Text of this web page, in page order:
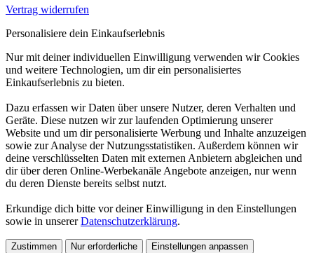
Vertrag widerrufen
Personalisiere dein Einkaufserlebnis
Nur mit deiner individuellen Einwilligung verwenden wir Cookies
und weitere Technologien, um dir ein personalisiertes
Einkaufserlebnis zu bieten.
Dazu erfassen wir Daten über unsere Nutzer, deren Verhalten und
Geräte. Diese nutzen wir zur laufenden Optimierung unserer
Website und um dir personalisierte Werbung und Inhalte anzuzeigen
sowie zur Analyse der Nutzungsstatistiken. Außerdem können wir
deine verschlüsselten Daten mit externen Anbietern abgleichen und
dir über deren Online-Werbekanäle Angebote anzeigen, nur wenn
du deren Dienste bereits selbst nutzt.
Erkundige dich bitte vor deiner Einwilligung in den Einstellungen
sowie in unsererDatenschutzerklärung.
Zustimmen Nur erforderliche Einstellungen anpassen